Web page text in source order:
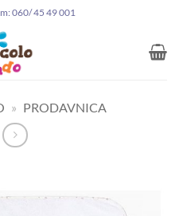
060/ 45 49 001
» PRODAVNICA